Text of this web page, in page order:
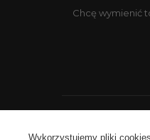
Chcę wymienić
Wykorzystujemy pliki